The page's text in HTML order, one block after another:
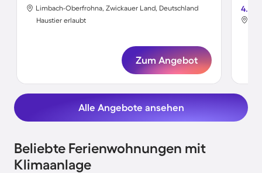
Limbach-Oberfrohna, Zwickauer Land, Deutschland
Haustier erlaubt
Zum Angebot
4.5
Alle Angebote ansehen
Beliebte Ferienwohnungen mit
Klimaanlage